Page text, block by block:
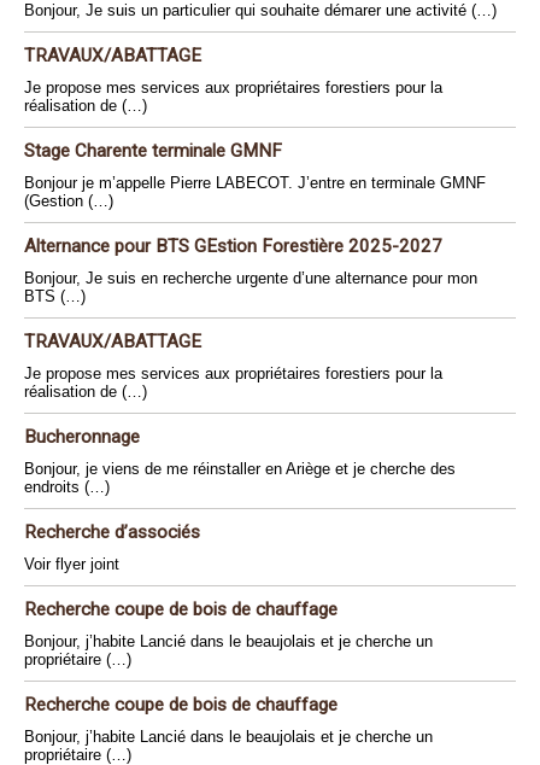
Bonjour, Je suis un particulier qui souhaite démarer une activité (…)
TRAVAUX/ABATTAGE
Je propose mes services aux propriétaires forestiers pour la
réalisation de (…)
Stage Charente terminale GMNF
Bonjour je m’appelle Pierre LABECOT. J’entre en terminale GMNF
(Gestion (…)
Alternance pour BTS GEstion Forestière 2025-2027
Bonjour, Je suis en recherche urgente d’une alternance pour mon
BTS (…)
TRAVAUX/ABATTAGE
Je propose mes services aux propriétaires forestiers pour la
réalisation de (…)
Bucheronnage
Bonjour, je viens de me réinstaller en Ariège et je cherche des
endroits (…)
Recherche d’associés
Voir flyer joint
Recherche coupe de bois de chauffage
Bonjour, j’habite Lancié dans le beaujolais et je cherche un
propriétaire (…)
Recherche coupe de bois de chauffage
Bonjour, j’habite Lancié dans le beaujolais et je cherche un
propriétaire (…)